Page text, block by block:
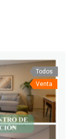
Todos
Venta